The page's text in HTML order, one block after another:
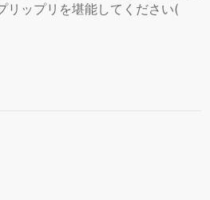
リップリを堪能してください(